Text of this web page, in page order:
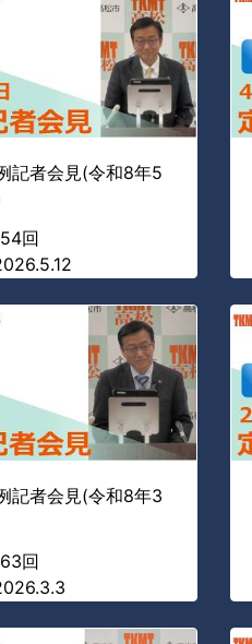
記者会見(令和8年5
回
記者会見(令和8年3
回